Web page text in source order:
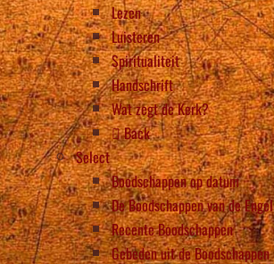
Lezen
Luisteren
Spiritualiteit
Handschrift
Wat zegt de Kerk?
Back
Select
Boodschappen op datum
De Boodschappen van de Engel
Recente Boodschappen
Gebeden uit de Boodschappen